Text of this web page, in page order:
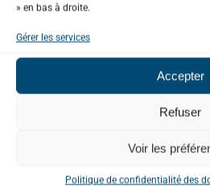
» en bas à droite.
Gérer les services
Accepter
Refuser
Voir les
Politique de confidentialité des
Corse
Travaux